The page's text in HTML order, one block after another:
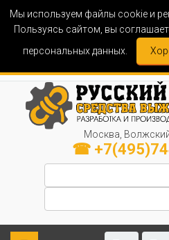
Мы используем файлы cookie и
Пользуясь сайтом, вы
персональных данных.
Москва,
☎